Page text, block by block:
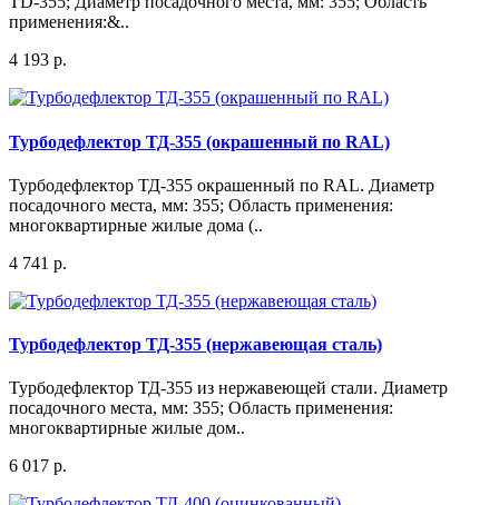
применения:&..
4 193 р.
Турбодефлектор ТД-355 (окрашенный по RAL)
Турбодефлектор ТД-355 окрашенный по RAL. Диаметр
посадочного места, мм: 355; Область применения:
многоквартирные жилые дома (..
4 741 р.
Турбодефлектор ТД-355 (нержавеющая сталь)
Турбодефлектор ТД-355 из нержавеющей стали. Диаметр
посадочного места, мм: 355; Область применения:
многоквартирные жилые дом..
6 017 р.